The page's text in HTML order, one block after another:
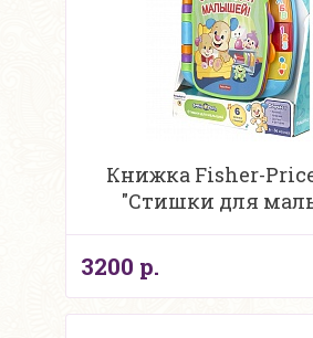
Книжка Fisher-
"Стишки для
3200 р.